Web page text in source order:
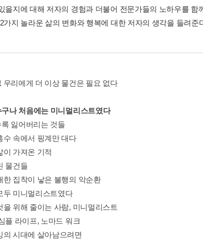
을지에 대해 저자의 경험과 더불어 전문가들의 노하우를
가지 놀라운 삶의 변화와 행복에 대한 저자의 생각을 들려준
우리에게 더 이상 물건은 필요 없다
구나 처음에는 미니멀리스트였다
잃어버리는 것들
수 속에서 핑계만 대다
이 가져온 기적
물건들
한 집착이 낳은 불행의 악순환
두 미니멀리스트였다
을 위해 줄이는 사람, 미니멀리스트
플 라이프, 노마드 워크
의 시대에 살아남으려면